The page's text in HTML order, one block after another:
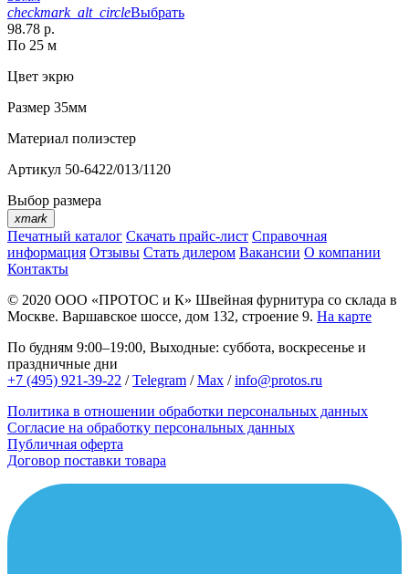
checkmark_alt_circleВыбрать
98.78 р.
По 25 м
Цвет экрю
Размер 35мм
Материал полиэстер
Артикул 50-6422/013/1120
Выбор размера
xmark
Печатный каталог Скачать прайс-лист Справочная
информация Отзывы Стать дилером Вакансии О компании
Контакты
© 2020 ООО «ПРОТОС и К» Швейная фурнитура со склада в
Москве. Варшавское шоссе, дом 132, строение 9. На карте
По будням 9:00–19:00, Выходные: суббота, воскресенье и
праздничные дни
+7 (495) 921-39-22 /Telegram /Max /info@protos.ru
Политика в отношении обработки персональных данных
Согласие на обработку персональных данных
Публичная оферта
Договор поставки товара